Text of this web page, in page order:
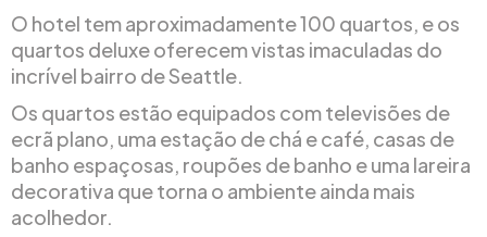
O hotel tem aproximadamente 100 quartos, e os
quartos deluxe oferecem vistas imaculadas do
incrível bairro de Seattle.
Os quartos estão equipados com televisões de
ecrã plano, uma estação de chá e café, casas de
banho espaçosas, roupões de banho e uma lareira
decorativa que torna o ambiente ainda mais
acolhedor.